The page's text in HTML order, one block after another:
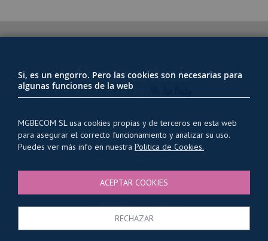
PRIVACIDAD Y USO DE COOKIES
CONDICIONES GENERALES QUIENES SOMOS
CONTACTO BLOG
Si, es un engorro. Pero las cookies son necesarias para
algunas funciones de la web
MGBECOM SL usa cookies propias y de terceros en esta web
para asegurar el correcto funcionamiento y analizar su uso.
Puedes ver más info en nuestra Politica de Cookies.
ACEPTAR COOKIES
RECHAZAR